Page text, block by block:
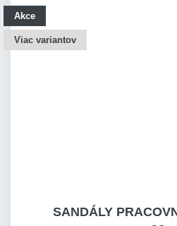
Akce
Viac variantov
SANDÁLY